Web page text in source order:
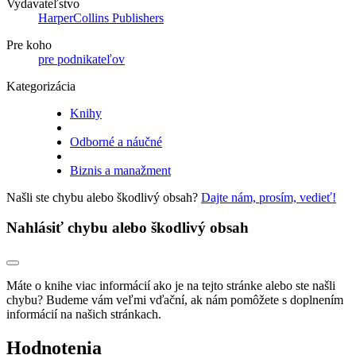
Vydavateľstvo
HarperCollins Publishers
Pre koho
pre podnikateľov
Kategorizácia
Knihy
Odborné a náučné
Biznis a manažment
Našli ste chybu alebo škodlivý obsah? Dajte nám, prosím, vedieť!
Nahlásiť chybu alebo škodlivý obsah
Máte o knihe viac informácií ako je na tejto stránke alebo ste našli
chybu? Budeme vám veľmi vďační, ak nám pomôžete s doplnením
informácií na našich stránkach.
Hodnotenia